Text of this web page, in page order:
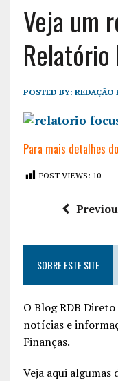
Veja um
Relatório
POSTED BY: REDAÇÃO
Para mais detalhes
POST VIEWS: 10
SOBRE ESTE SITE
O Blog RDB
notícias e
Finanças.
Veja aqui algumas